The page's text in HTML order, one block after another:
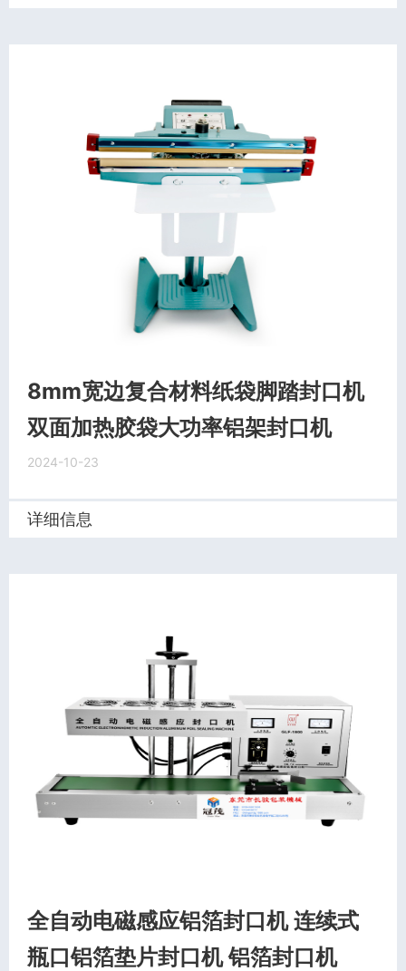
8mm宽边复合材料纸袋脚踏封口机
双面加热胶袋大功率铝架封口机
2024-10-23
详细信息
全自动电磁感应铝箔封口机 连续式
瓶口铝箔垫片封口机 铝箔封口机